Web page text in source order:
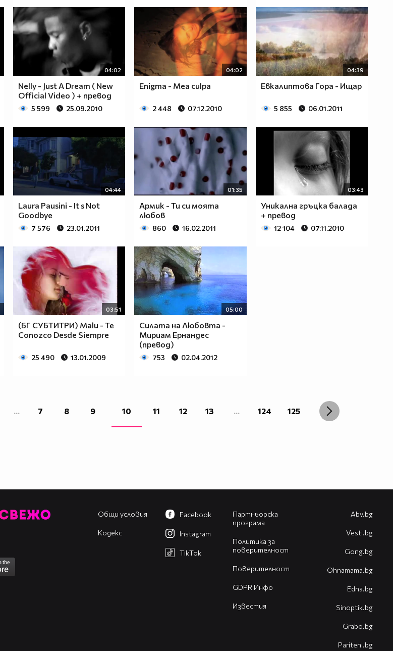
04:02
Nelly - Just A Dream ( New
Official Video ) + превод
5 599 25.09.2010
04:02
Enigma - Mea culpa
2 448 07.12.2010
04:39
Евкалиптова Гора - Ищар
5 855 06.01.2011
04:44
Laura Pausini - It s Not
Goodbye
7 576 23.01.2011
01:35
Армик - Ти си моята
любов
860 16.02.2011
03:43
Уникалнa гръцка балада
+ превод
12 104 07.11.2010
03:51
(БГ СУБТИТРИ) Malu - Te
Conozco Desde Siempre
25 490 13.01.2009
05:00
Силата на Любовта -
Мириам Ернандес
(превод)
753 02.04.2012
... 7 8 9 10 11 12 13 ... 124 125
Общи условия
Кодекс
Партньорска
програма
Политика за
поверителност
Поверителност
GDPR Инфо
Известия
Facebook
Instagram
TikTok
Abv.bg
Vesti.bg
Gong.bg
Оhnamama.bg
Edna.bg
Sinoptik.bg
Grabo.bg
Pariteni.bg